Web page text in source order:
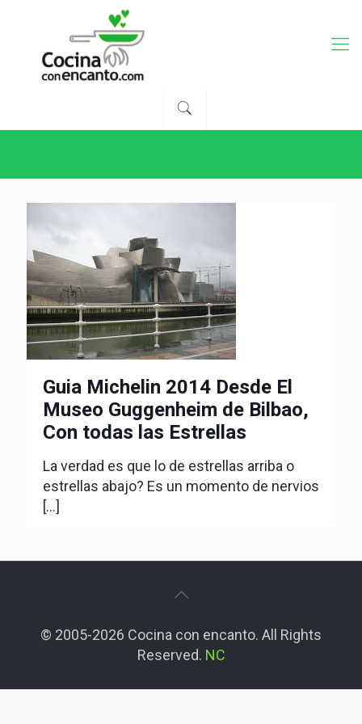
Guia Michelin 2014 Desde El
Museo Guggenheim de Bilbao,
Con todas las Estrellas
La verdad es que lo de estrellas arriba o
estrellas abajo? Es un momento de nervios
[…]
© 2005-2026 Cocina con encanto. All Rights
Reserved. NC